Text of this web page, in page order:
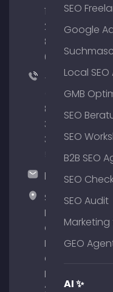
176
204
801
64
+49
89
380
375
Specht
Marketing
GmbH –
Palais am
Obelisk
Briennerstr.
SEO
Google
Local
GMB
SEO
SEO
B2B SEO
SEO
SEO Audit
GEO
AI ✨